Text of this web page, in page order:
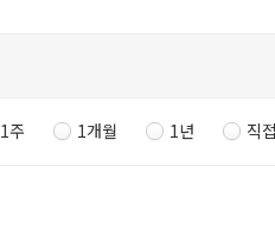
1주 1개월 1년 직